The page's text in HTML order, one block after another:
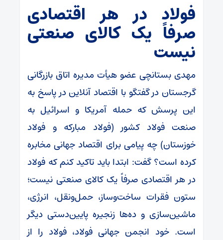
فولاد در هر اقتصادی
صرفاً یک کالای صنعتی
نیست
مهدی بستانچی عضو هیأت مدیره اتاق بازرگانی
گرجستان در گفتگو با اقتصاد آنلاین در پاسخ به
این پرسش که حمله آمریکا و اسرائیل به
صنعت فولاد کشور (فولاد مبارکه و فولاد
خوزستان) چه پیامی برای اقتصاد جهانی مخابره
کرده است؟ گفت: ابتدا باید تاکید کنم که فولاد
در هر اقتصادی صرفاً یک کالای صنعتی نیست؛
ستون فقرات ساخت‌وساز، حمل‌ونقل، انرژی،
ماشین‌سازی و ده‌ها زنجیره پایین‌دستی دیگر
است. خود انجمن جهانی فولاد، فولاد را از